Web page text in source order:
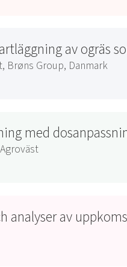
av ogräs
Brøns Group, Danmark
med
analyser av